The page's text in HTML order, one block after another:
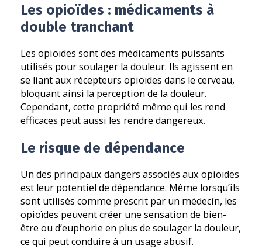
Les opioïdes : médicaments à
double tranchant
Les opioïdes sont des médicaments puissants
utilisés pour soulager la douleur. Ils agissent en
se liant aux récepteurs opioïdes dans le cerveau,
bloquant ainsi la perception de la douleur.
Cependant, cette propriété même qui les rend
efficaces peut aussi les rendre dangereux.
Le risque de dépendance
Un des principaux dangers associés aux opioïdes
est leur potentiel de dépendance. Même lorsqu’ils
sont utilisés comme prescrit par un médecin, les
opioïdes peuvent créer une sensation de bien-
être ou d’euphorie en plus de soulager la douleur,
ce qui peut conduire à un usage abusif.